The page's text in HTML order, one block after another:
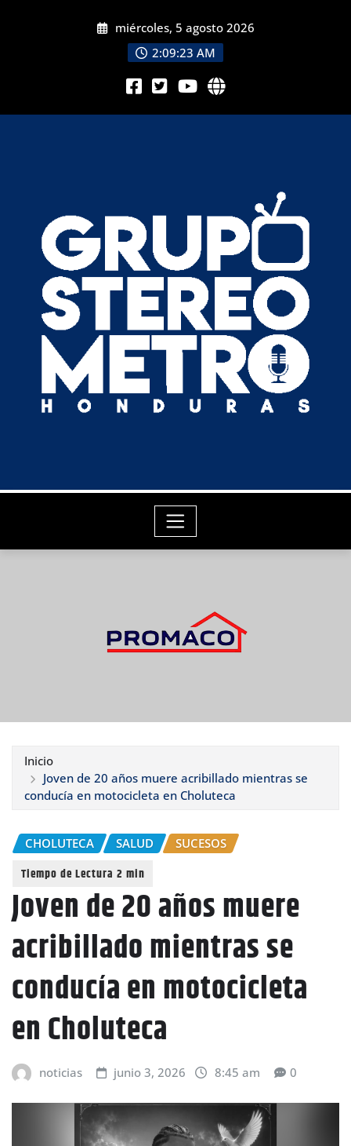
miércoles, 5 agosto 2026
2:09:25 AM
Inicio
Joven de 20 años muere acribillado mientras se
conducía en motocicleta en Choluteca
CHOLUTECA SALUD SUCESOS
Joven de 20 años muere
acribillado mientras se
conducía en motocicleta
en Choluteca
noticias junio 3, 2026 8:45 am 0